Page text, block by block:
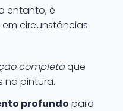
entanto, é
circunstâncias
completaque
na pintura.
profundo para